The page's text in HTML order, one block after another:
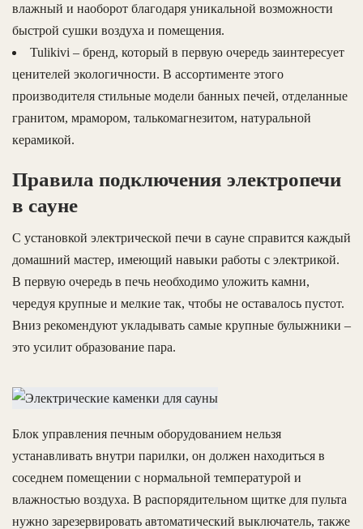
влажный и наоборот благодаря уникальной возможности
быстрой сушки воздуха и помещения.
Tulikivi – бренд, который в первую очередь заинтересует
ценителей экологичности. В ассортименте этого
производителя стильные модели банных печей, отделанные
гранитом, мрамором, талькомагнезитом, натуральной
керамикой.
Правила подключения электропечи
в сауне
С установкой электрической печи в сауне справится каждый
домашний мастер, имеющий навыки работы с электрикой.
В первую очередь в печь необходимо уложить камни,
чередуя крупные и мелкие так, чтобы не оставалось пустот.
Вниз рекомендуют укладывать самые крупные булыжники –
это усилит образование пара.
Блок управления печным оборудованием нельзя
устанавливать внутри парилки, он должен находиться в
соседнем помещении с нормальной температурой и
влажностью воздуха. В распорядительном щитке для пульта
нужно зарезервировать автоматический выключатель, также